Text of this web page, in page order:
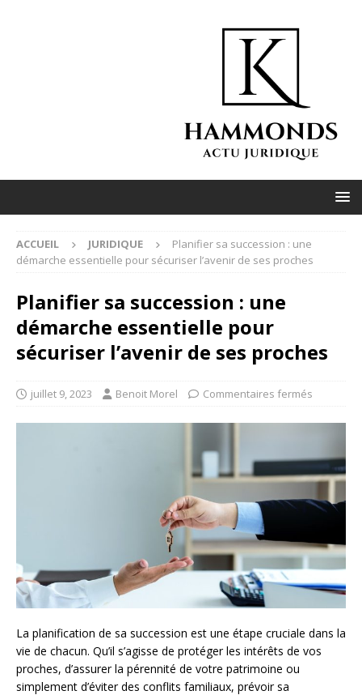
ACCUEIL JURIDIQUE
Planifier sa succession : une
démarche essentielle pour sécuriser l’avenir de ses proches
Planifier sa succession : une
démarche essentielle pour
sécuriser l’avenir de ses proches
juillet 9, 2023 Benoit Morel Commentaires fermés
La planification de sa succession est une étape cruciale dans la
vie de chacun. Qu’il s’agisse de protéger les intérêts de vos
proches, d’assurer la pérennité de votre patrimoine ou
simplement d’éviter des conflits familiaux, prévoir sa